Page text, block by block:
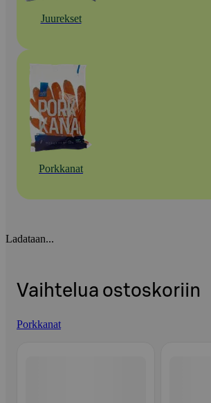
Juurekset
Porkkanat
Ladataan...
Vaihtelua ostoskoriin
Porkkanat